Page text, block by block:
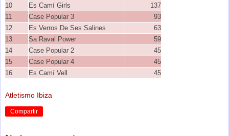
10
Es Camí Girls
137
11
Case Popular 3
93
12
Es Verros De Ses Salines
63
13
Sa Raval Power
59
14
Case Popular 2
45
15
Case Popular 4
45
16
Es Camí Vell 45
Atletismo Ibiza
Compartir